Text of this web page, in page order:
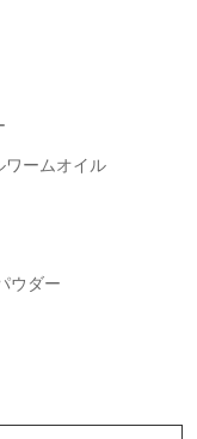
ワームオイル
ウダー